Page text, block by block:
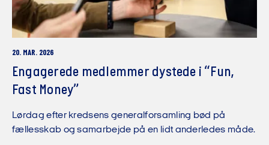
20. MAR. 2026
Engagerede medlemmer dystede i “Fun,
Fast Money”
Lørdag efter kredsens generalforsamling bød på
fællesskab og samarbejde på en lidt anderledes måde.